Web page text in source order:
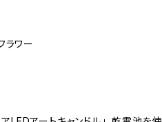
ラワー